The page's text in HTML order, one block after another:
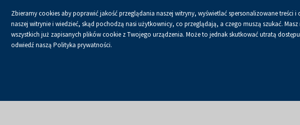
ACzcionka
domyślna
A+
Zbieramy cookies aby poprawić jakość przeglądania naszej witryny, wyświetlać spersonalizowane
naszej witrynie i wiedzieć, skąd pochodzą nasi użytkownicy, co przeglądają, a czego muszą szukać.
wszystkich już zapisanych plików cookie z Twojego urządzenia. Może to jednak skutkować utratą
odwiedź naszą Polityka prywatności.